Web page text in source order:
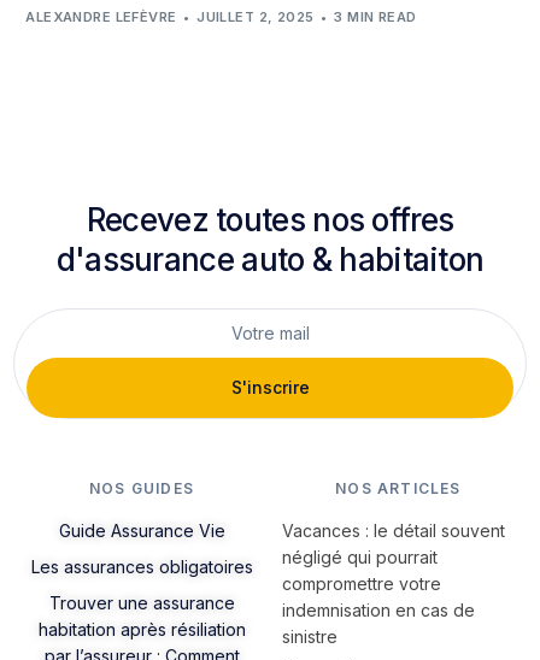
ALEXANDRE LEFÈVRE JUILLET 2, 2025 3 MIN READ
Recevez toutes nos offres
d'assurance auto & habitaiton
S'inscrire
NOS GUIDES
Guide Assurance Vie
Les assurances obligatoires
Trouver une assurance
habitation après résiliation
par l’assureur : Comment
NOS ARTICLES
Vacances : le détail souvent
négligé qui pourrait
compromettre votre
indemnisation en cas de
sinistre